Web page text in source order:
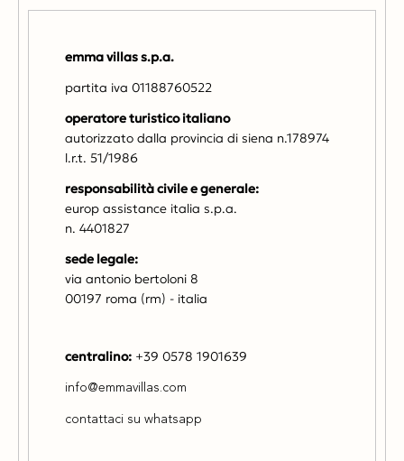
emma villas s.p.a.
partita iva 01188760522
operatore turistico italiano
autorizzato dalla provincia di siena n.178974
l.r.t. 51/1986
responsabilità civile e generale:
europ assistance italia s.p.a.
n. 4401827
sede legale:
via antonio bertoloni 8
00197 roma (rm) - italia
centralino: +39 0578 1901639
info@emmavillas.com
contattaci su whatsapp